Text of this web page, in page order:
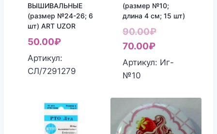
ВЫШИВАЛЬНЫЕ
(размер №24-26; 6
шт) ART UZOR
50.00₽
Артикул:
СЛ/7291279
(размер №10;
длина 4 см; 15 шт)
90.00₽
составляла
70.00₽Текущая
цена:
Артикул: Иг-
№10